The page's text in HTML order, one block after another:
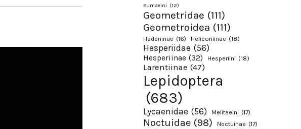
Eumaeini (12)
Geometridae (111)
Geometroidea (111)
Hadeninae (16) Heliconiinae (18)
Hesperiidae (56)
Hesperiinae (32) Hesperiini (18)
Larentiinae (47)
Lepidoptera
(683)
Lycaenidae (56) Melitaeini (17)
Noctuidae (98) Noctuinae (17)